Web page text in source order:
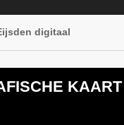
digitaal